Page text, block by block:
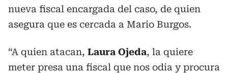
nueva fiscal encargada del caso, de quien
asegura que es cercada a Mario Burgos.
“A quien atacan, Laura Ojeda, la quiere
meter presa una fiscal que nos odia y procura